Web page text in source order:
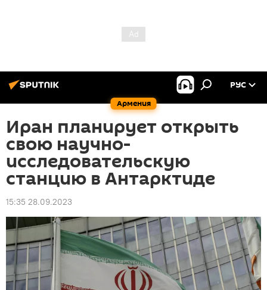
Армения
РУС
Иран планирует открыть
свою научно-
исследовательскую
станцию в Антарктиде
15:35 28.09.2023